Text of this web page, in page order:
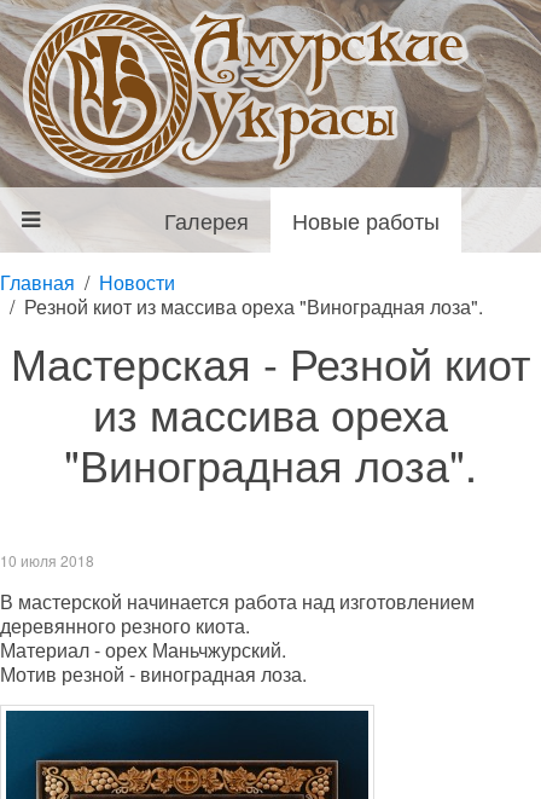
Галерея Новые работы
Главная
Новости
Резной киот из массива ореха "Виноградная лоза".
Мастерская - Резной киот
из массива ореха
"Виноградная лоза".
10 июля 2018
В мастерской начинается работа над изготовлением
деревянного резного киота.
Материал - орех Маньчжурский.
Мотив резной - виноградная лоза.